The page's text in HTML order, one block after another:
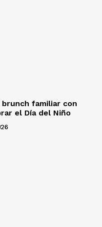
familiar con
el Día del Niño